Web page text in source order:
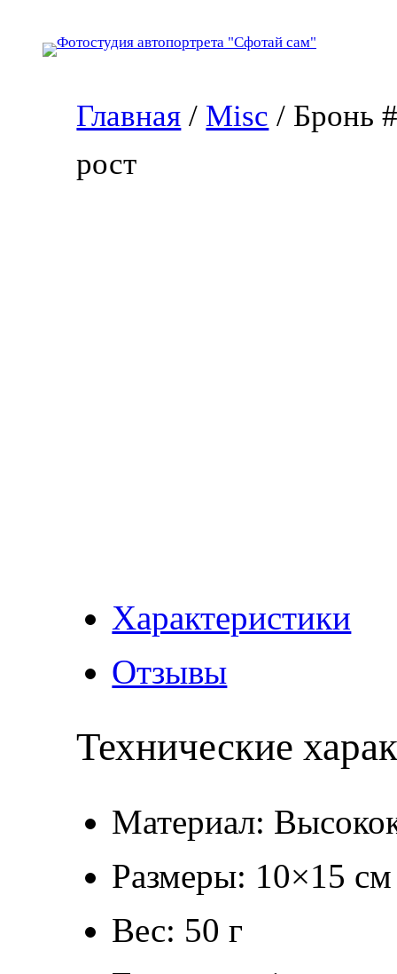
Главная / Misc / Бронь
рост
Характеристики
Отзывы
Технические
Материал:
Размеры: 10×15 см
Вес: 50 г